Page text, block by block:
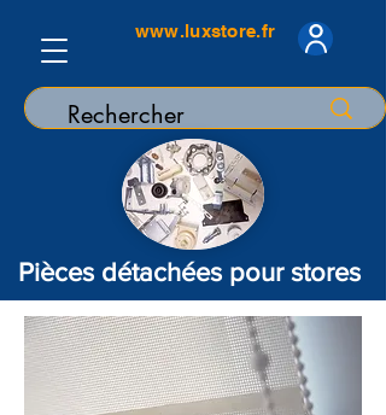
www.luxstore.fr
Pièces détachées pour stores